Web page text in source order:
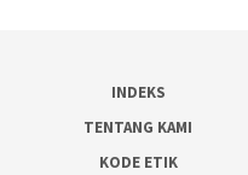
INDEKS
TENTANG KAMI
KODE ETIK